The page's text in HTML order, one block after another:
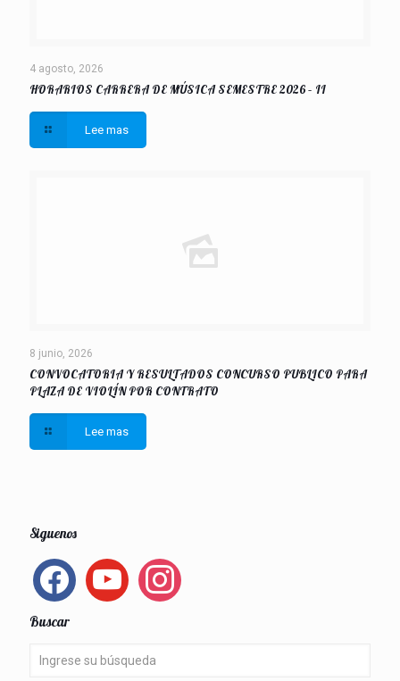
4 agosto, 2026
HORARIOS CARRERA DE MÚSICA SEMESTRE 2026 – II
Lee mas
8 junio, 2026
CONVOCATORIA Y RESULTADOS CONCURSO PUBLICO PARA
PLAZA DE VIOLÍN POR CONTRATO
Lee mas
Siguenos
facebook youtube instagram
Buscar